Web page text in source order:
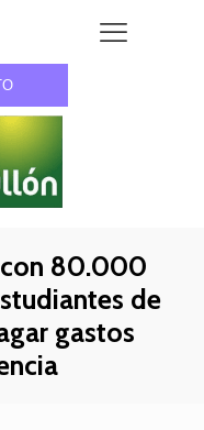
con 80.000
de
gastos